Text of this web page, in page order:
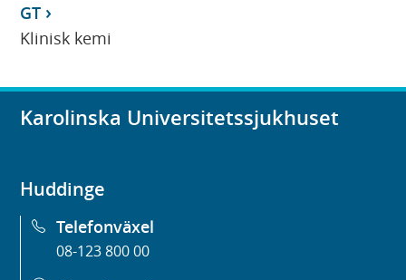
GT
Klinisk kemi
Karolinska Universitetssjukhuset
Huddinge
Telefonväxel
08-123 800 00